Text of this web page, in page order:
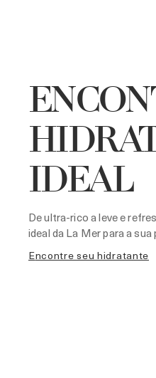
IDEAL
De ultra-rico a leve e
ideal da La Mer para a sua
encontre seu hidratante